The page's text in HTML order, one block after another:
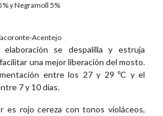
y Negramoll 5%
Acentejo
elaboración se despalilla y estruja
una mejor liberación del mosto.
entre los 27 y 29 ºC y el
7 y 10 días.
es rojo cereza con tonos violáceos,